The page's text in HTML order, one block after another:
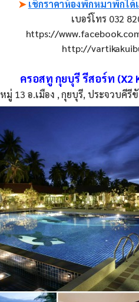
➤ เช็กราคาห้องพักหมาพักได้
เบอร์โทร 032
https://
http://
ครอสทู กุยบุรี รีสอร์ท (X2
หมู่ 13 อ.เมือง , กุยบุรี, ประจวบคีรี